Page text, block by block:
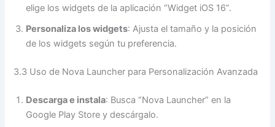
elige los widgets de la aplicación “Widget iOS 16”.
Personaliza los widgets: Ajusta el tamaño y la posición
de los widgets según tu preferencia.
3.3 Uso de Nova Launcher para Personalización Avanzada
Descarga e instala: Busca “Nova Launcher” en la
Google Play Store y descárgalo.